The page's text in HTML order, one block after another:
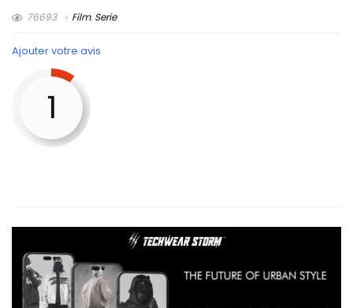
76693 Film, Serie
Ajouter votre avis
1